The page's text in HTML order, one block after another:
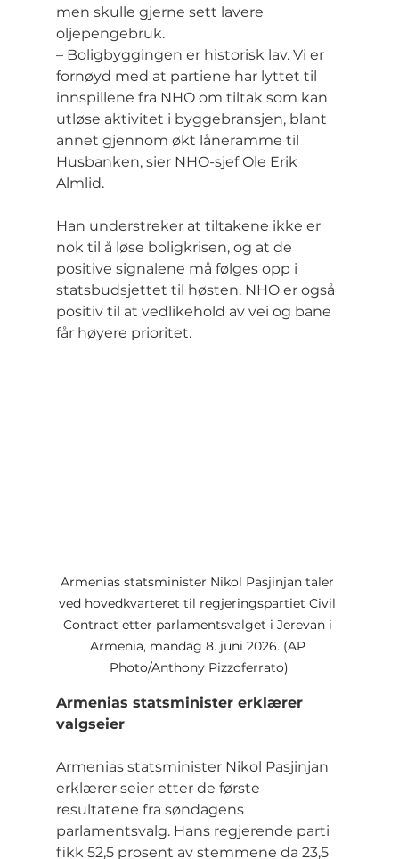
men skulle gjerne sett lavere
oljepengebruk.
– Boligbyggingen er historisk lav. Vi er
fornøyd med at partiene har lyttet til
innspillene fra NHO om tiltak som kan
utløse aktivitet i byggebransjen, blant
annet gjennom økt låneramme til
Husbanken, sier NHO-sjef Ole Erik
Almlid.
Han understreker at tiltakene ikke er
nok til å løse boligkrisen, og at de
positive signalene må følges opp i
statsbudsjettet til høsten. NHO er også
positiv til at vedlikehold av vei og bane
får høyere prioritet.
Armenias statsminister Nikol Pasjinjan taler
ved hovedkvarteret til regjeringspartiet Civil
Contract etter parlamentsvalget i Jerevan i
Armenia, mandag 8. juni 2026. (AP
Photo/Anthony Pizzoferrato)
Armenias statsminister erklærer
valgseier
Armenias statsminister Nikol Pasjinjan
erklærer seier etter de første
resultatene fra søndagens
parlamentsvalg. Hans regjerende parti
fikk 52,5 prosent av stemmene da 23,5